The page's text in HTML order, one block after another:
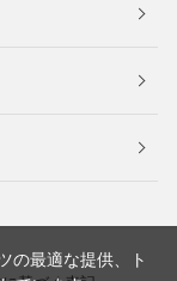
の最適な提供、ト